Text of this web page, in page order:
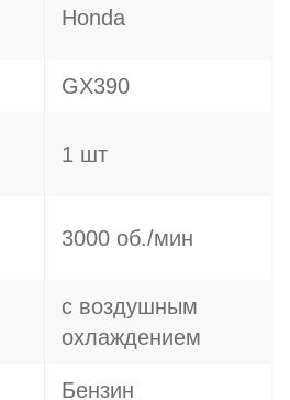
Honda
GX390
1 шт
3000 об./мин
с воздушным
охлаждением
Бензин